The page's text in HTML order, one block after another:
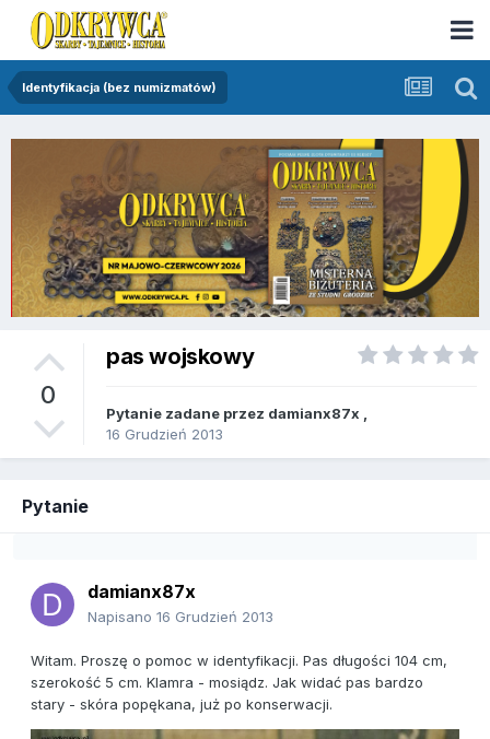
Identyfikacja (bez numizmatów)
0
pas wojskowy
Pytanie zadane przez damianx87x
16 Grudzień 2013
Pytanie
damianx87x
Napisano 16 Grudzień 2013
Witam. Proszę o pomoc w identyfikacji. Pas długości 104 cm,
szerokość 5 cm. Klamra - mosiądz. Jak widać pas bardzo
stary - skóra popękana, już po konserwacji.